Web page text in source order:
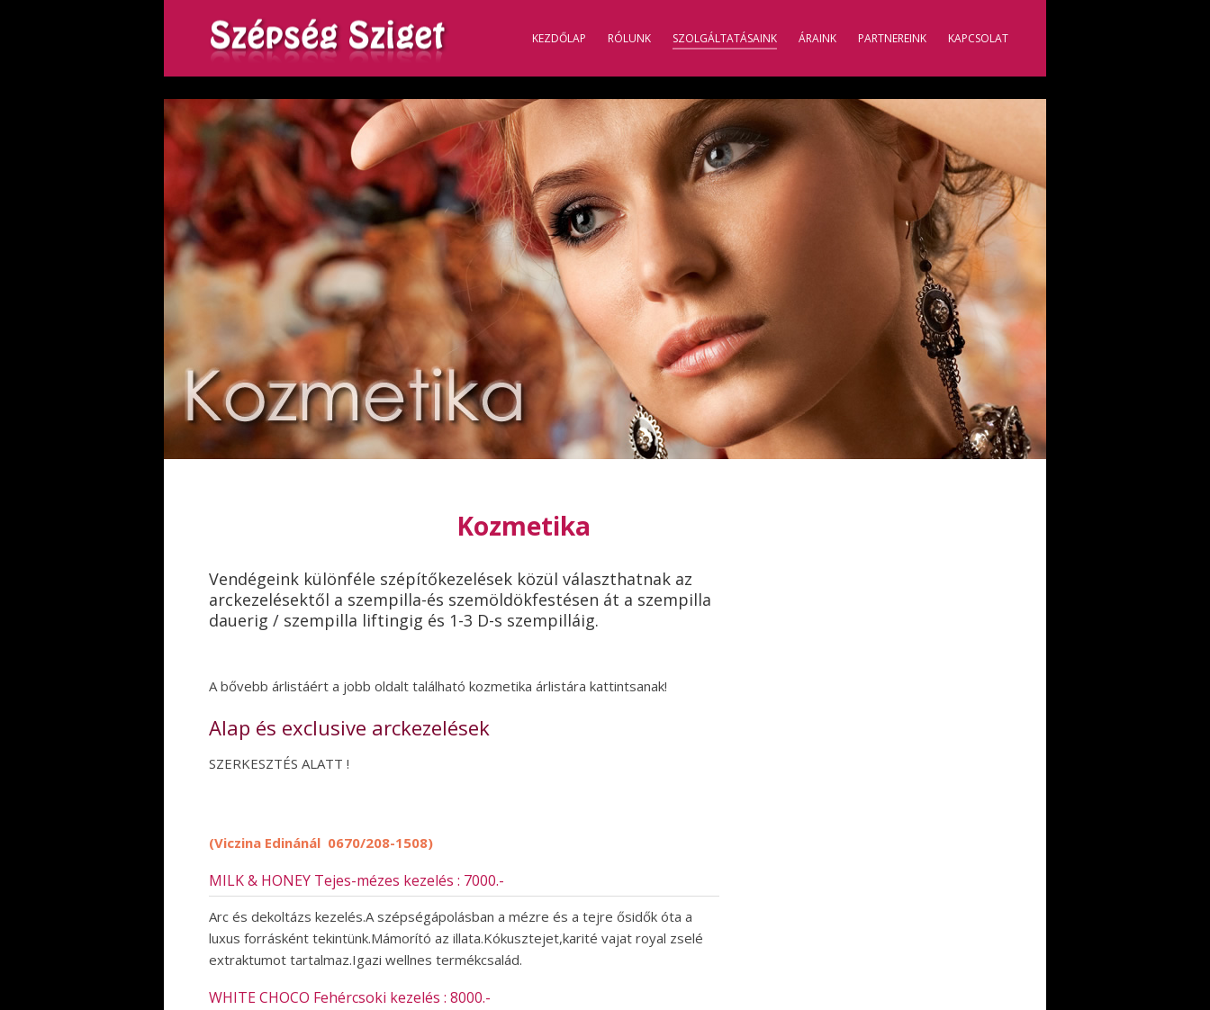
KEZDŐLAP RÓLUNK SZOLGÁLTATÁSAINK ÁRAINK PARTNEREINK KAPCSOLAT
Kozmetika
Vendégeink különféle szépítőkezelések közül választhatnak az
arckezelésektől a szempilla-és szemöldökfestésen át a szempilla
dauerig / szempilla liftingig és 1-3 D-s szempilláig.
A bővebb árlistáért a jobb oldalt található kozmetika árlistára kattintsanak!
Alap és exclusive arckezelések
SZERKESZTÉS ALATT !
(Viczina Edinánál 0670/208-1508)
MILK & HONEY Tejes-mézes kezelés : 7000.-
Arc és dekoltázs kezelés.A szépségápolásban a mézre és a tejre ősidők óta a
luxus forrásként tekintünk.Mámorító az illata.Kókusztejet,karité vajat royal zselé
extraktumot tartalmaz.Igazi wellnes termékcsalád.
WHITE CHOCO Fehércsoki kezelés : 8000.-